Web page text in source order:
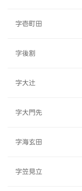
字壱町田
字後割
字大辻
字大門先
字海玄田
字笠見立